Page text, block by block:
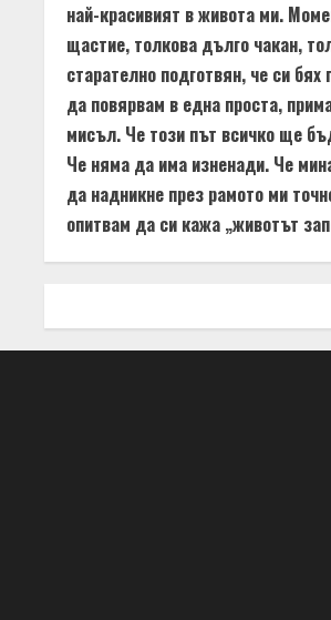
най-красивият в живота ми.
щастие, толкова дълго чакан,
старателно подготвян, че си бях
да повярвам в една проста,
мисъл. Че този път всичко ще
Че няма да има изненади. Че
да надникне през рамото ми
опитвам да си кажа „животът